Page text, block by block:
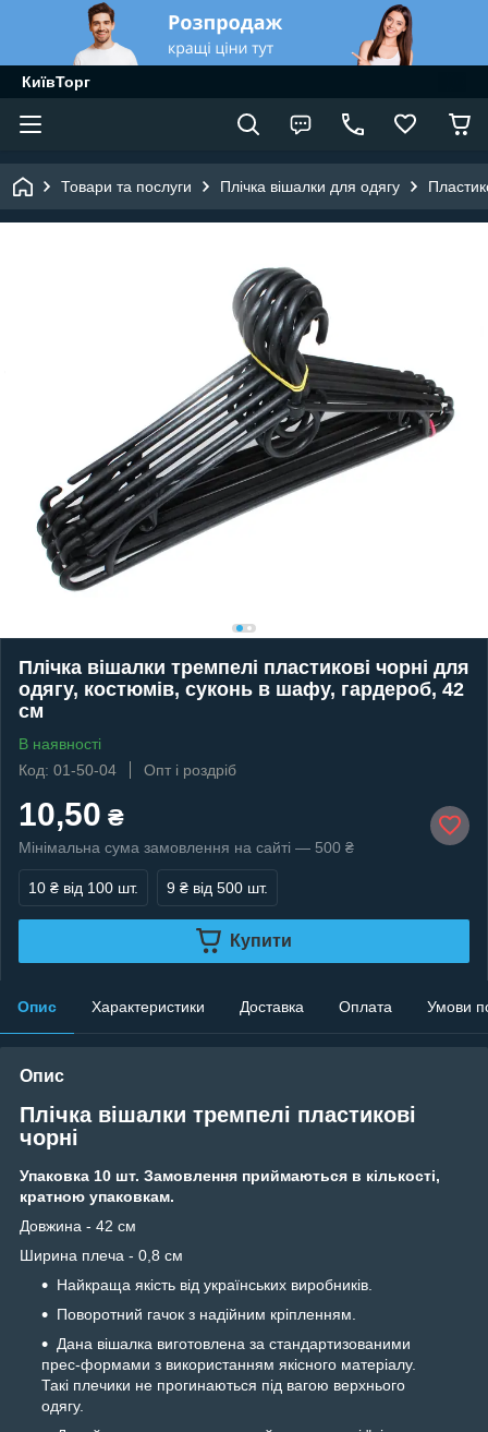
КиївТорг
Товари та послуги Плічка вішалки для одягу
Плічка вішалки тремпелі пластикові чорні для
одягу, костюмів, суконь в шафу, гардероб, 42
см
В наявності
Код: 01-50-04
Опт і роздріб
10,50 ₴
Мінімальна сума замовлення на сайті — 500 ₴
10 ₴ від 100 шт. 9 ₴ від 500 шт.
Купити
Опис Характеристики Доставка Оплата Умови
Опис
Плічка вішалки тремпелі пластикові
чорні
Упаковка 10 шт. Замовлення приймаються в кількості,
кратною упаковкам.
Довжина - 42 см
Ширина плеча - 0,8 см
Найкраща якість від українських виробників.
Поворотний гачок з надійним кріпленням.
Дана вішалка виготовлена за стандартизованими
прес-формами з використанням якісного матеріалу.
Такі плечики не прогинаються під вагою верхнього
одягу.